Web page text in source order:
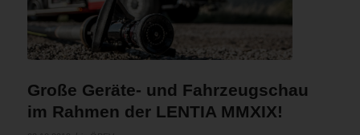
Große Geräte- und Fahrzeugschau
im Rahmen der LENTIA MMXIX!